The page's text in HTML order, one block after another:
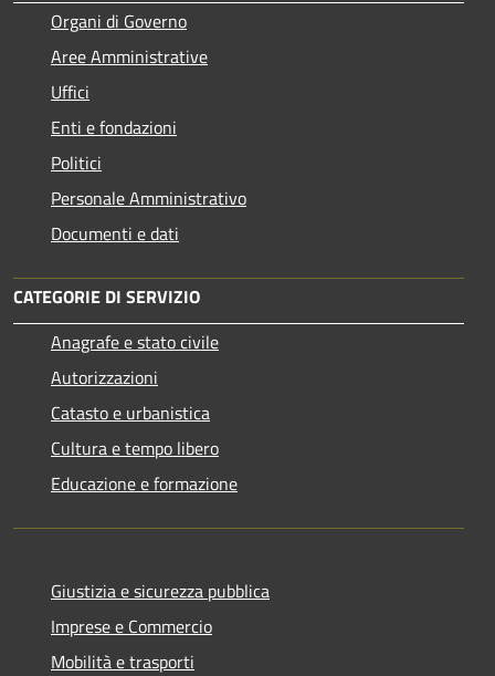
Organi di Governo
Aree Amministrative
Uffici
Enti e fondazioni
Politici
Personale Amministrativo
Documenti e dati
CATEGORIE DI SERVIZIO
Anagrafe e stato civile
Autorizzazioni
Catasto e urbanistica
Cultura e tempo libero
Educazione e formazione
Giustizia e sicurezza pubblica
Imprese e Commercio
Mobilità e trasporti